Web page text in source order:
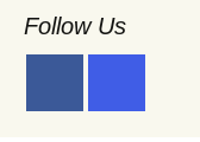
Follow Us